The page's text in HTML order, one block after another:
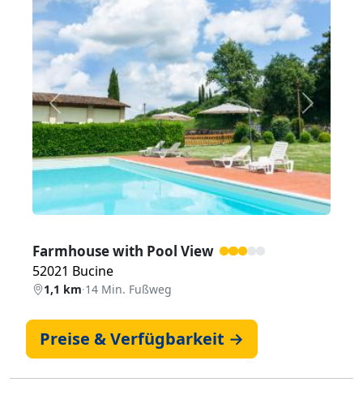
Zurück Weiter
Farmhouse with Pool View
52021 Bucine
1,1 km·14 Min. Fußweg
Preise & Verfügbarkeit →